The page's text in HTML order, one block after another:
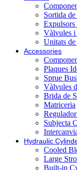
Sortida de
Expulsors
Vàlvules i
Unitats
Accessories
Plaques
Sprue
Vàlvules
Brida de
Matriceria
Subjecta
Hydraulic
Cooled
Large
Built-in